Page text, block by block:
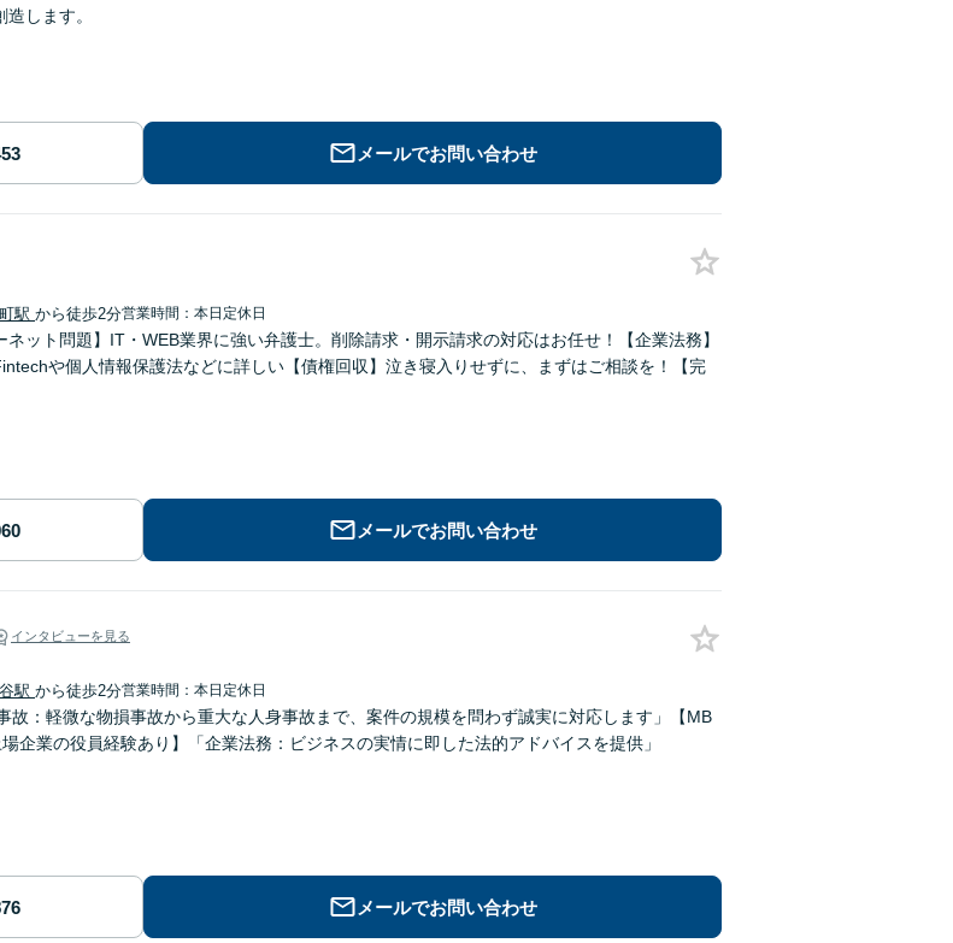
します。
メールでお問い合わせ
駅 から徒歩2分営業時間：本日定休日
ネット問題】IT・WEB業界に強い弁護士。削除請求・開示請求の対応はお任せ！【企業法務】
や個人情報保護法などに詳しい【債権回収】泣き寝入りせずに、まずはご相談を！【完
メールでお問い合わせ
インタビューを見る
駅 から徒歩2分営業時間：本日定休日
故：軽微な物損事故から重大な人身事故まで、案件の規模を問わず誠実に対応します」【MB
企業の役員経験あり】「企業法務：ビジネスの実情に即した法的アドバイスを提供」
メールでお問い合わせ